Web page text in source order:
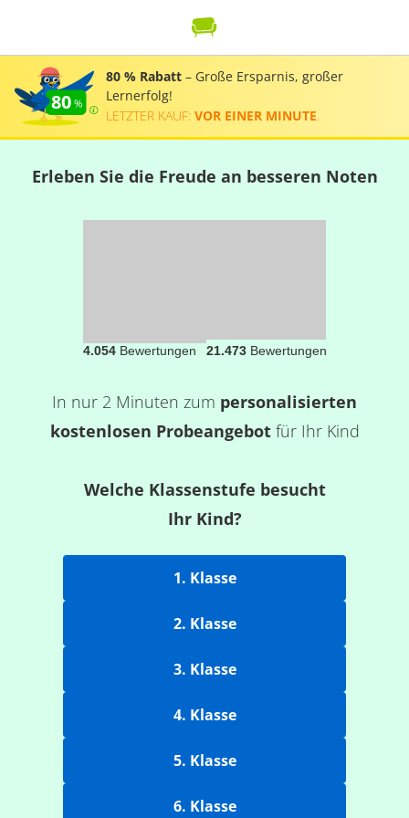
80
80 % Rabatt – Große Ersparnis, großer
Lernerfolg!
LETZTER KAUF: VOR EINER MINUTE
Erleben Sie die Freude an besseren Noten
4.054Bewertungen 21.473Bewertungen
In nur 2 Minuten zum personalisierten
kostenlosen Probeangebotfür Ihr Kind
Welche Klassenstufe besucht
Ihr Kind?
1. Klasse
2. Klasse
3. Klasse
4. Klasse
5. Klasse
6. Klasse